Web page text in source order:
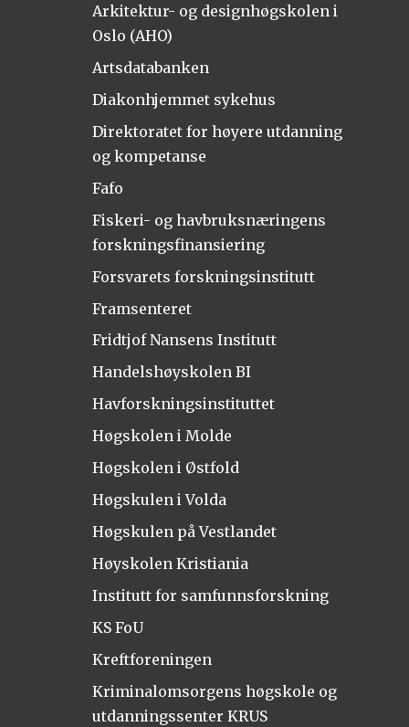
Arkitektur- og designhøgskolen i
Oslo (AHO)
Artsdatabanken
Diakonhjemmet sykehus
Direktoratet for høyere utdanning
og kompetanse
Fafo
Fiskeri- og havbruksnæringens
forskningsfinansiering
Forsvarets forskningsinstitutt
Framsenteret
Fridtjof Nansens Institutt
Handelshøyskolen BI
Havforskningsinstituttet
Høgskolen i Molde
Høgskolen i Østfold
Høgskulen i Volda
Høgskulen på Vestlandet
Høyskolen Kristiania
Institutt for samfunnsforskning
KS FoU
Kreftforeningen
Kriminalomsorgens høgskole og
utdanningssenter KRUS